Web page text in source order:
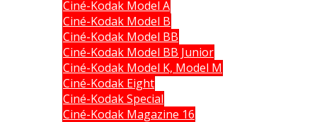
Ciné-Kodak Model A
Ciné-Kodak Model B
Ciné-Kodak Model BB
Ciné-Kodak Model BB Junior
Ciné-Kodak Model K, Model M
Ciné-Kodak Eight
Ciné-Kodak Special
Ciné-Kodak Magazine 16